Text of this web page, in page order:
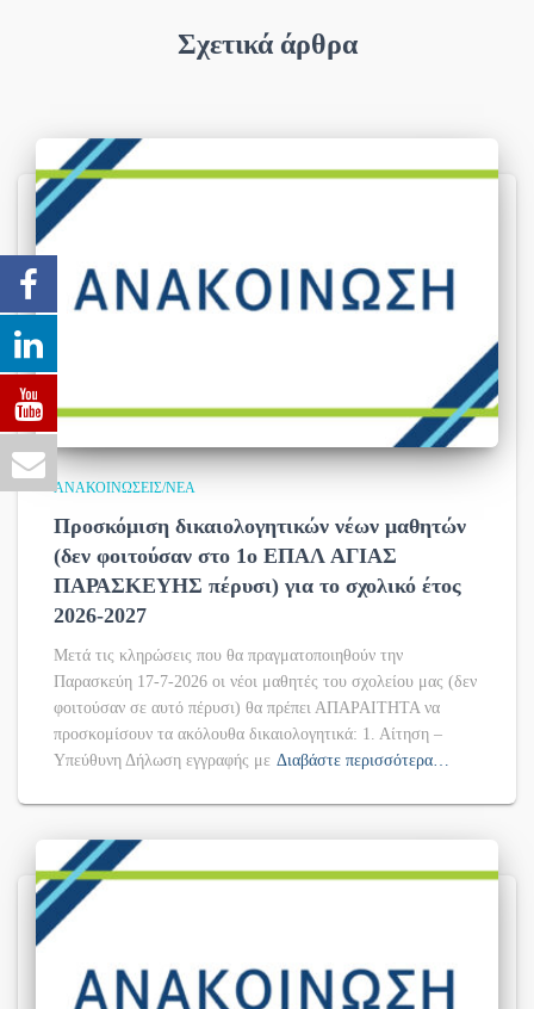
Σχετικά άρθρα
ΑΝΑΚΟΙΝΏΣΕΙΣ/ΝΈΑ
Προσκόμιση δικαιολογητικών νέων μαθητών
(δεν φοιτούσαν στο 1ο ΕΠΑΛ ΑΓΙΑΣ
ΠΑΡΑΣΚΕΥΗΣ πέρυσι) για το σχολικό έτος
2026-2027
Μετά τις κληρώσεις που θα πραγματοποιηθούν την
Παρασκεύη 17-7-2026 οι νέοι μαθητές του σχολείου μας (δεν
φοιτούσαν σε αυτό πέρυσι) θα πρέπει ΑΠΑΡΑΙΤΗΤΑ να
προσκομίσουν τα ακόλουθα δικαιολογητικά: 1. Αίτηση –
Υπεύθυνη Δήλωση εγγραφής με Διαβάστε περισσότερα…